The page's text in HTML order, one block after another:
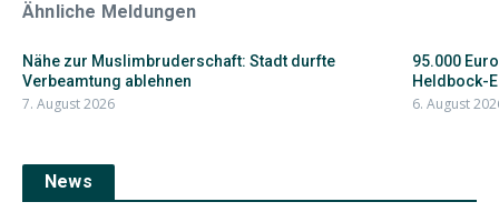
Ähnliche Meldungen
Nähe zur Muslimbruderschaft: Stadt durfte
Verbeamtung ablehnen
7. August 2026
95.000
Heldbock-
6. August
News